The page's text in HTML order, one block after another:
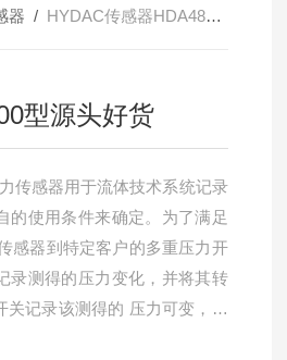
器 / HYDAC传感器HDA4800型源头好货
型源头好货
传感器用于流体技术系统记录
的使用条件来确定。为了满足
感器到特定客户的多重压力开
录测得的压力变化，并将其转
记录该测得的 压力可变，对